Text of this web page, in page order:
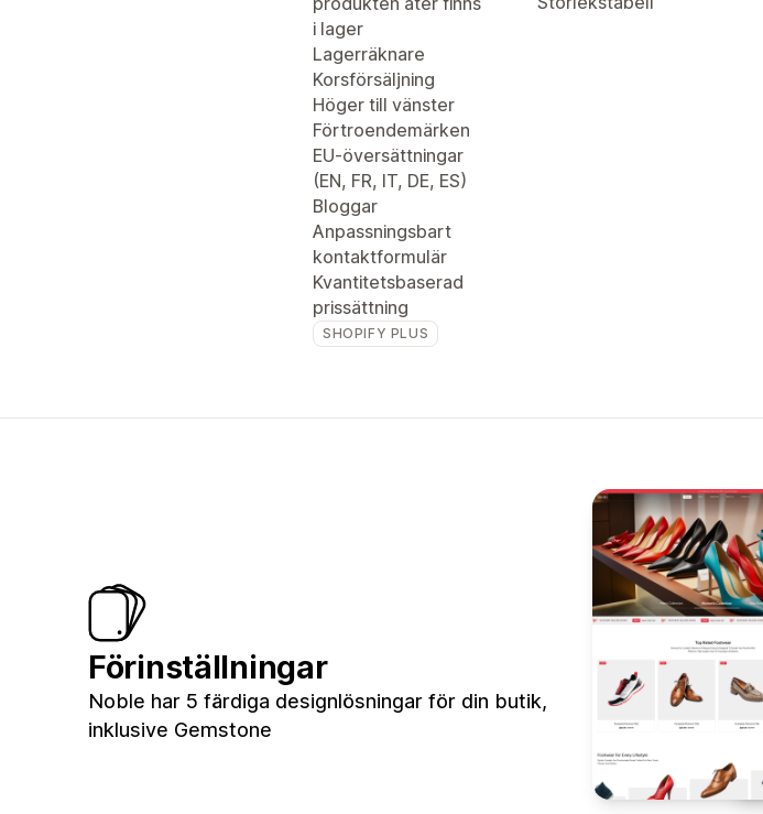
i lager
Lagerräknare
Korsförsäljning
Höger till vänster
Förtroendemärken
EU-översättningar
(EN, FR, IT, DE, ES)
Bloggar
Anpassningsbart
kontaktformulär
Kvantitetsbaserad
prissättning
SHOPIFY PLUS
Förinställningar
Noble har 5 färdiga designlösningar för din butik,
inklusive Gemstone